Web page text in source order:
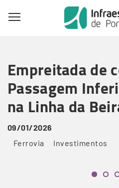
main
content
Toggle main menu visibility
Empreitada de
Passagem
na Linha da
09/01/2026
Ferrovia
Investimentos